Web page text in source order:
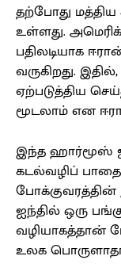
தற்போது மத்திய
உள்ளது.
பதிலடியாக
வருகிறது.
ஏற்படுத்திய
மூடலாம் என
இந்த ஹார்மூஸ்
கடல்வழிப்
போக்குவரத்தின்
ஐந்தில் ஒரு
வழியாகத்தான்
உலக